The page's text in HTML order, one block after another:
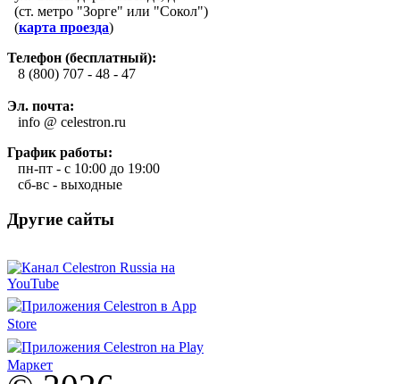
(ст. метро "Зорге" или "Сокол")
(карта проезда)
Телефон (бесплатный):
8 (800) 707 - 48 - 47
Эл. почта:
info @ celestron.ru
График работы:
пн-пт - с 10:00 до 19:00
сб-вс - выходные
Другие сайты